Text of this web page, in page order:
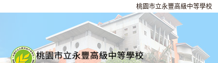
桃園市立永豐高級中等學校